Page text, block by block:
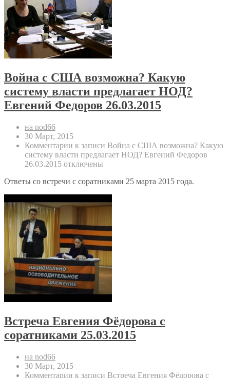
Война с США возможна? Какую
систему власти предлагает НОД?
Евгений Федоров 26.03.2015
на nod66
30 Март, 2015
Комментарии к записи Война с США возможна? Какую
систему власти предлагает НОД? Евгений Федоров
26.03.2015 отключены
Ответы со встречи с соратниками 25 марта 2015 года.
Встреча Евгения Фёдорова с
соратниками 25.03.2015
на nod66
30 Март, 2015
Комментарии к записи Встреча Евгения Фёдорова с